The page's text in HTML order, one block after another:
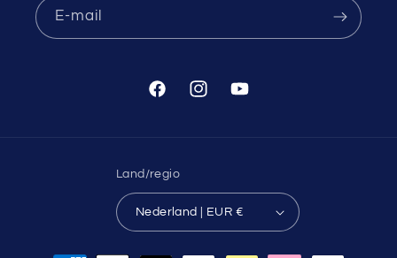
E‑mail
FacebookInstagramYouTube
Land/regio
Nederland | EUR €